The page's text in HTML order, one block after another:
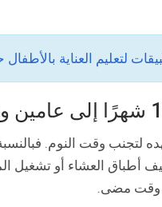
وقت النوم. فبالنسبة
أطباق العشاء أو تشغيل
وقت مضى.